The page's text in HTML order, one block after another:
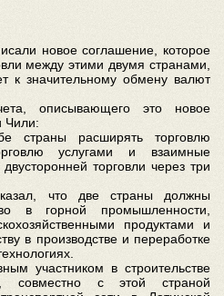
новое соглашение, которое
между этими двумя странами,
к значительному обмену валют
описывающего это новое
Чили:
страны расширять торговлю
услугами и взаимные
торговли через три
что две страны должны
в горной промышленности,
продуктами и
в производстве и переработке
участником в строительстве
совместно с этой страной